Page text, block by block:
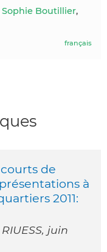
Sophie Boutillier,
français
de
à
2011:
juin